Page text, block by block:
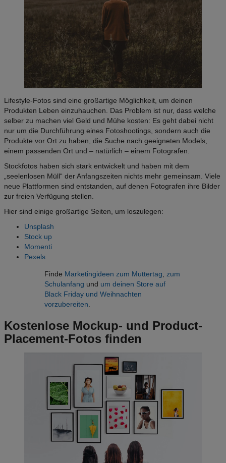
Lifestyle-Fotos sind eine großartige Möglichkeit, um deinen
Produkten Leben einzuhauchen. Das Problem ist nur, dass welche
selber zu machen viel Geld und Mühe kosten: Es geht dabei nicht
nur um die Durchführung eines Fotoshootings, sondern auch die
Produkte vor Ort zu haben, die Suche nach geeigneten Models,
einem passenden Ort und – natürlich – einem Fotografen.
Stockfotos haben sich stark entwickelt und haben mit dem
„seelenlosen Müll“ der Anfangszeiten nichts mehr gemeinsam. Viele
neue Plattformen sind entstanden, auf denen Fotografen ihre Bilder
zur freien Verfügung stellen.
Hier sind einige großartige Seiten, um loszulegen:
Unsplash
Stock up
Momenti
Pexels
Finde Marketingideen zum Muttertag
zum
Schulanfang und um deinen Store auf
Black Friday und Weihnachten
vorzubereiten
Kostenlose Mockup- und Product-
Placement-Fotos finden